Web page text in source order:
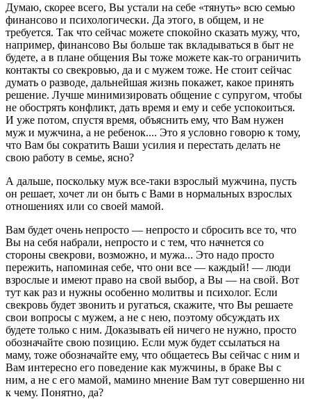
Думаю, скорее всего, Вы устали на себе «тянуть» всю семью
финансово и психологически. Да этого, в общем, и не
требуется. Так что сейчас можете спокойно сказать мужу, что,
например, финансово Вы больше так вкладываться в быт не
будете, а в плане общения Вы тоже можете как-то ограничить
контакты со свекровью, да и с мужем тоже. Не стоит сейчас
думать о разводе, дальнейшая жизнь покажет, какое принять
решение. Лучше минимизировать общение с супругом, чтобы
не обострять конфликт, дать время и ему и себе успокоиться.
И уже потом, спустя время, объяснить ему, что Вам нужен
муж и мужчина, а не ребенок.... Это я условно говорю к тому,
что Вам бы сократить Ваши усилия и перестать делать не
свою работу в семье, ясно?
А дальше, поскольку муж все-таки взрослый мужчина, пусть
он решает, хочет ли он быть с Вами в нормальных взрослых
отношениях или со своей мамой.
Вам будет очень непросто — непросто и сбросить все то, что
Вы на себя набрали, непросто и с тем, что начнется со
стороны свекрови, возможно, и мужа... Это надо просто
пережить, напоминая себе, что они все — каждый! — люди
взрослые и имеют право на свой выбор, а Вы — на свой. Вот
тут как раз и нужны особенно молитвы и психолог. Если
свекровь будет звонить и ругаться, скажите, что Вы решаете
свои вопросы с мужем, а не с нею, поэтому обсуждать их
будете только с ним. Доказывать ей ничего не нужно, просто
обозначайте свою позицию. Если муж будет ссылаться на
маму, тоже обозначайте ему, что общаетесь Вы сейчас с ним и
Вам интересно его поведение как мужчины, в браке Вы с
ним, а не с его мамой, мамино мнение Вам тут совершенно ни
к чему. Понятно, да?